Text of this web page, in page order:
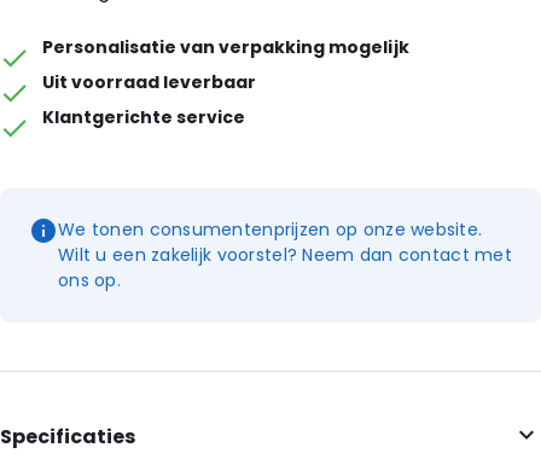
Personalisatie van verpakking mogelijk
Uit voorraad leverbaar
Klantgerichte service
We tonen consumentenprijzen op onze website.
Wilt u een zakelijk voorstel? Neem dan contact met
ons op.
Specificaties